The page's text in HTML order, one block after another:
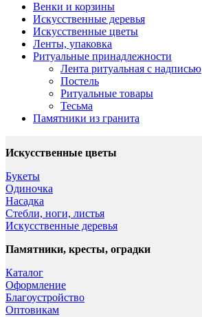
Венки и корзины
Искусственные деревья
Искусственные цветы
Ленты, упаковка
Ритуальные принадлежности
Лента ритуальная с надписью
Постель
Ритуальные товары
Тесьма
Памятники из гранита
Искусственные цветы
Букеты
Одиночка
Насадка
Стебли, ноги, листья
Искусственные деревья
Памятники, кресты, оградки
Каталог
Оформление
Благоустройство
Оптовикам